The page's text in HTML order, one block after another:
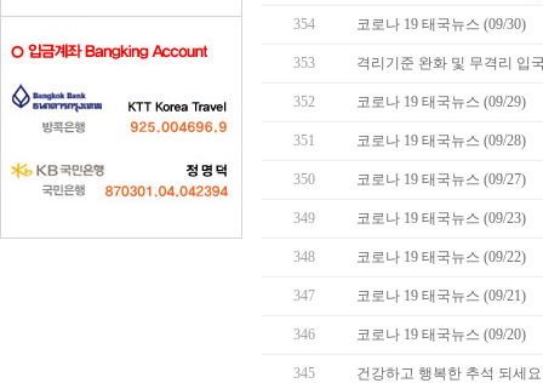
354 코로나 19 태국뉴스 (09/30)
353 격리기준 완화 및 무격리 입
352 코로나 19 태국뉴스 (09/29)
351 코로나 19 태국뉴스 (09/28)
350 코로나 19 태국뉴스 (09/27)
349 코로나 19 태국뉴스 (09/23)
348 코로나 19 태국뉴스 (09/22)
347 코로나 19 태국뉴스 (09/21)
346 코로나 19 태국뉴스 (09/20)
345 건강하고 행복한 추석 되세